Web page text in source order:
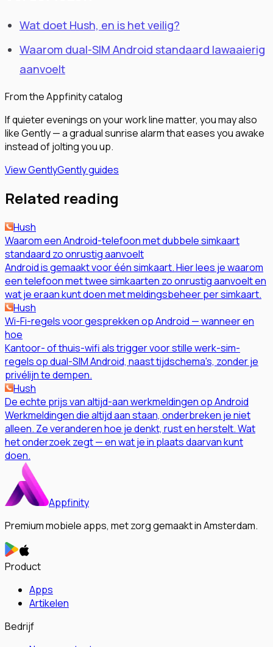
Wat doet Hush, en is het veilig?
Waarom dual-SIM Android standaard lawaaierig
aanvoelt
From the Appfinity catalog
If quieter evenings on your work line matter, you may also
like Gently — a gradual sunrise alarm that eases you awake
instead of jolting you up.
View GentlyGently guides
Related reading
Hush
Waarom een Android-telefoon met dubbele simkaart
standaard zo onrustig aanvoelt
Android is gemaakt voor één simkaart. Hier lees je waarom
een telefoon met twee simkaarten zo onrustig aanvoelt en
wat je eraan kunt doen met meldingsbeheer per simkaart.
Hush
Wi-Fi-regels voor gesprekken op Android — wanneer en
hoe
Kantoor- of thuis-wifi als trigger voor stille werk-sim-
regels op dual-SIM Android, naast tijdschema's, zonder je
privélijn te dempen.
Hush
De echte prijs van altijd-aan werkmeldingen op Android
Werkmeldingen die altijd aan staan, onderbreken je niet
alleen. Ze veranderen hoe je denkt, rust en herstelt. Wat
het onderzoek zegt — en wat je in plaats daarvan kunt
doen.
Appfinity
Premium mobiele apps, met zorg gemaakt in Amsterdam.
Product
Apps
Artikelen
Bedrijf